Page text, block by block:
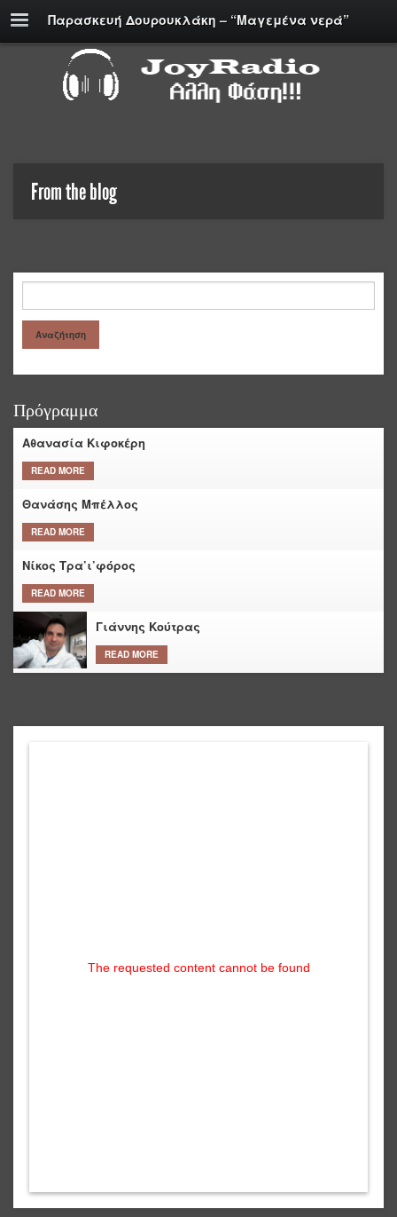
Παρασκευή Δουρουκλάκη – “Μαγεμένα νερά”
From the blog
Πρόγραμμα
Αθανασία Κιφοκέρη
READ MORE
Θανάσης Μπέλλος
READ MORE
Νίκος Τρα’ι’φόρος
READ MORE
Γιάννης Κούτρας
READ MORE
The requested content cannot be found